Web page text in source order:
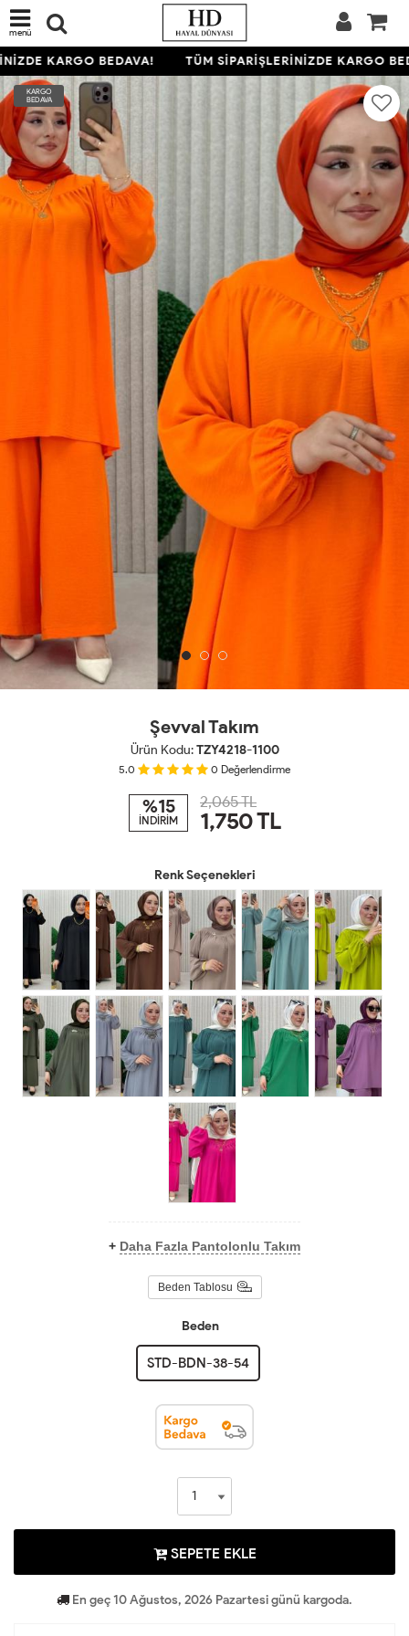
menü
KARGO BEDAVA! TÜM SİPARİŞLERİNİZDE KARGO
KARGO
BEDAVA
Şevval Takım
Ürün Kodu:TZY4218-1100
5.0 0 Değerlendirme
%15
İNDİRİM
2,065 TL
1,750TL
Renk Seçenekleri
+ Daha Fazla Pantolonlu Takım
Beden Tablosu
Beden
STD-BDN-38-54
SEPETE EKLE
En geç 10 Ağustos, 2026 Pazartesi günü kargoda.